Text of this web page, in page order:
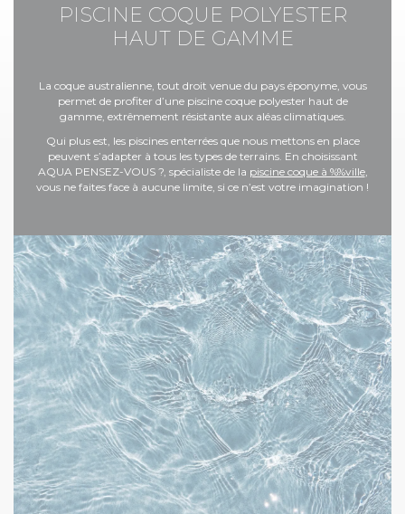
PISCINE COQUE POLYESTER
HAUT DE GAMME
La coque australienne, tout droit venue du pays éponyme, vous
permet de profiter d’une piscine coque polyester haut de
gamme, extrêmement résistante aux aléas climatiques.
Qui plus est, les piscines enterrées que nous mettons en place
peuvent s’adapter à tous les types de terrains. En choisissant
AQUA PENSEZ-VOUS ?, spécialiste de la piscine coque à %%ville,
vous ne faites face à aucune limite, si ce n’est votre imagination !